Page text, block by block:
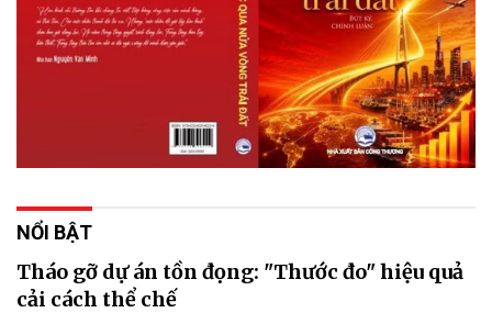
NỔI BẬT
Tháo gỡ dự án tồn đọng: "Thước đo" hiệu quả
cải cách thể chế